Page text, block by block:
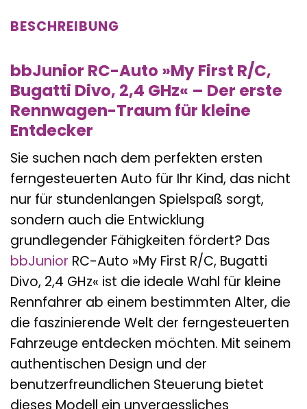
BESCHREIBUNG
bbJunior RC-Auto »My First R/C,
Bugatti Divo, 2,4 GHz« – Der erste
Rennwagen-Traum für kleine
Entdecker
Sie suchen nach dem perfekten ersten
ferngesteuerten Auto für Ihr Kind, das nicht
nur für stundenlangen Spielspaß sorgt,
sondern auch die Entwicklung
grundlegender Fähigkeiten fördert? Das
bbJunior RC-Auto »My First R/C, Bugatti
Divo, 2,4 GHz« ist die ideale Wahl für kleine
Rennfahrer ab einem bestimmten Alter, die
die faszinierende Welt der ferngesteuerten
Fahrzeuge entdecken möchten. Mit seinem
authentischen Design und der
benutzerfreundlichen Steuerung bietet